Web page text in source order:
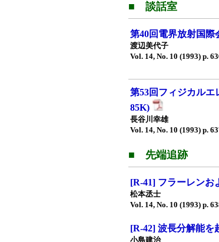
■ 談話室
第40回電界放射国際
渡辺美代子
Vol. 14, No. 10 (1993) p.
第53回フィジカルエ
85K)
長谷川幸雄
Vol. 14, No. 10 (1993) p.
■ 先端追跡
[R-41] フラーレンお
松本丞士
Vol. 14, No. 10 (1993) p.
[R-42] 波長分解能を
小島建治